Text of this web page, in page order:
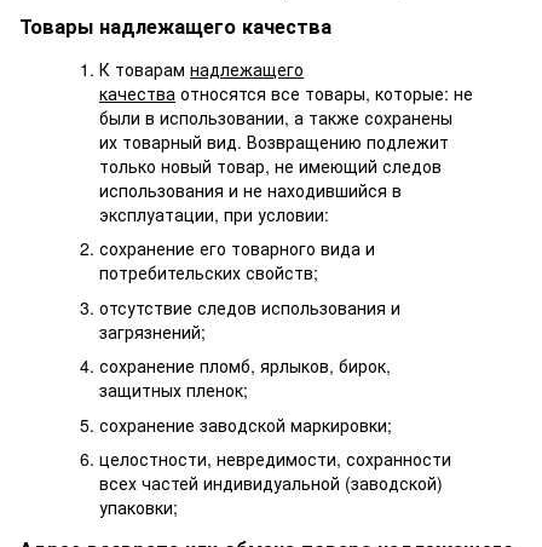
Товары надлежащего качества
К товарам надлежащего
качества относятся все товары, которые: не
были в использовании, а также сохранены
их товарный вид. Возвращению подлежит
только новый товар, не имеющий следов
использования и не находившийся в
эксплуатации, при условии:
сохранение его товарного вида и
потребительских свойств;
отсутствие следов использования и
загрязнений;
сохранение пломб, ярлыков, бирок,
защитных пленок;
сохранение заводской маркировки;
целостности, невредимости, сохранности
всех частей индивидуальной (заводской)
упаковки;